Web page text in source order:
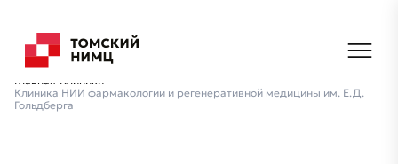
Главная Клиники
Клиника НИИ фармакологии и регенеративной медицины им. Е.Д.
Гольдберга